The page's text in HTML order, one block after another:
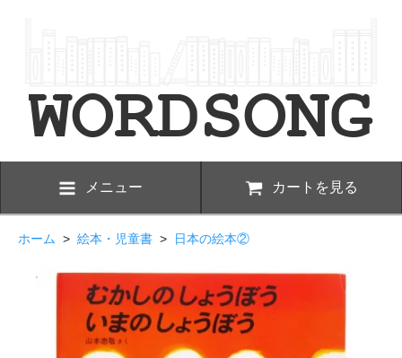
メニュー カートを見る
ホーム > 絵本・児童書 > 日本の絵本②